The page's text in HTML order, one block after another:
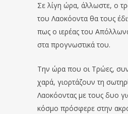
Σε λίγη ώρα, άλλωστε, ο
του Λαοκόοντα θα τους
πως ο ιερέας του
στα προγνωστικά του.
Την ώρα που οι Τρώες,
χαρά, γιορτάζουν τη
Λαοκόοντας με τους δυο
κόσμο πρόσφερε στην